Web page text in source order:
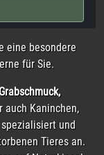
auch in vielen
Steine anfertigen.
Brautpaar ist
graviert wie z.B.
in
Verlobung,